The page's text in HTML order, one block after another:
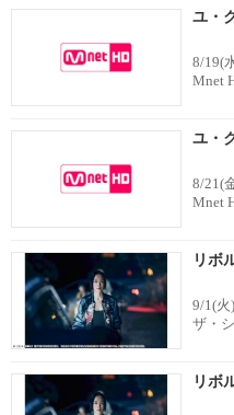
ユ・
8/19(
Mnet
ユ・
8/21(
Mnet
リボ
9/1(火)
ザ・
リボ